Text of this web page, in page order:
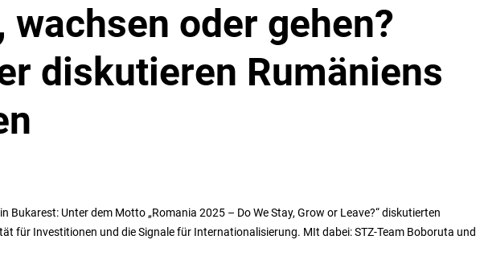
wachsen oder gehen?
diskutieren Rumäniens
Bukarest: Unter dem Motto „Romania 2025 – Do We Stay, Grow or Leave?“ diskutierten
für Investitionen und die Signale für Internationalisierung. MIt dabei: STZ-Team Boboruta und